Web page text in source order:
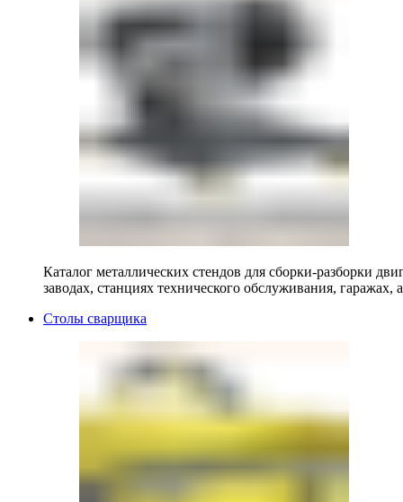
Каталог металлических стендов для сборки-разборки
заводах, станциях технического обслуживания, гаражах,
Столы сварщика